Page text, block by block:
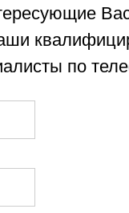
по